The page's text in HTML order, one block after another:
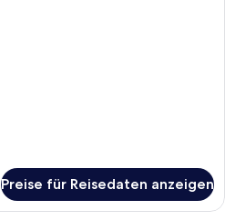
Preise für Reisedaten anzeigen